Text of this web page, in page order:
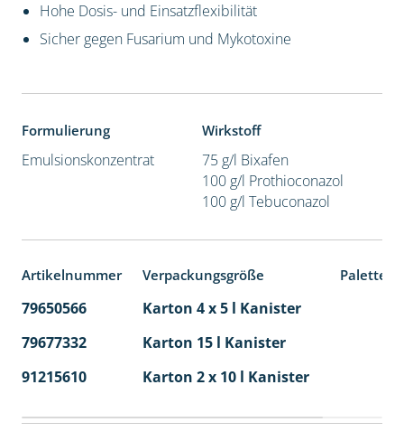
Hohe Dosis- und Einsatzflexibilität
Sicher gegen Fusarium und Mykotoxine
Formulierung
Emulsionskonzentrat
Wirkstoff
75 g/l Bixafen
100 g/l Prothioconazol
100 g/l Tebuconazol
Artikelnummer Verpackungsgröße
79650566 Karton 4 x 5 l Kanister
79677332
Karton 15 l Kanister
91215610
Karton 2 x 10 l Kanister